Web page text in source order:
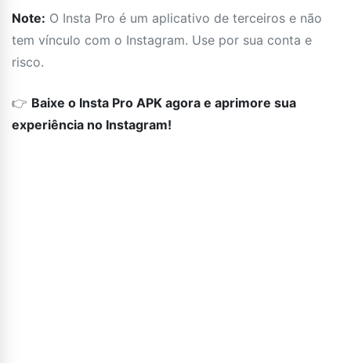
Note: O Insta Pro é um aplicativo de terceiros e não
tem vínculo com o Instagram. Use por sua conta e
risco.
👉 Baixe o Insta Pro APK agora e aprimore sua
experiência no Instagram!